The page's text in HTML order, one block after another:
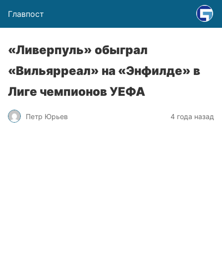
Главпост
«Ливерпуль» обыграл
«Вильярреал» на «Энфилде» в
Лиге чемпионов УЕФА
Петр Юрьев 4 года назад